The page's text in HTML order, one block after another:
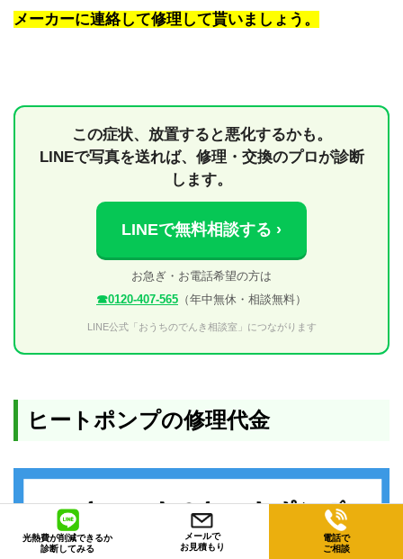
メーカーに連絡して修理して貰いましょう。
この症状、放置すると悪化するかも。
LINEで写真を送れば、修理・交換のプロが診断
します。
LINEで無料相談する ›
お急ぎ・お電話希望の方は
☎0120-407-565 （年中無休・相談無料）
LINE公式「おうちのでんき相談室」につながります
ヒートポンプの修理代金
光熱費が削減できるか
診断してみる
メールで
お見積もり
電話で
ご相談